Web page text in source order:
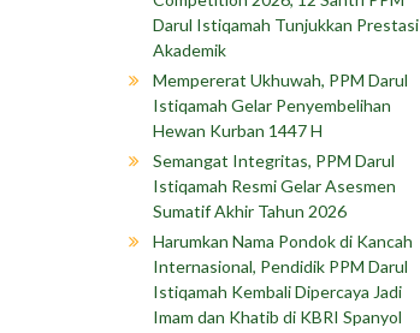
Darul Istiqamah Tunjukkan Prestasi
Akademik
Mempererat Ukhuwah, PPM Darul
Istiqamah Gelar Penyembelihan
Hewan Kurban 1447 H
Semangat Integritas, PPM Darul
Istiqamah Resmi Gelar Asesmen
Sumatif Akhir Tahun 2026
Harumkan Nama Pondok di Kancah
Internasional, Pendidik PPM Darul
Istiqamah Kembali Dipercaya Jadi
Imam dan Khatib di KBRI Spanyol